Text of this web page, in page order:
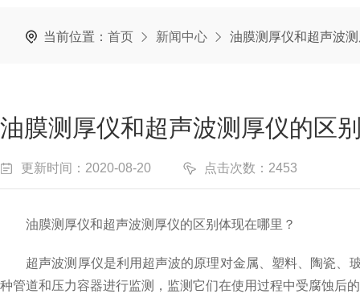
当前位置： 首页 新闻中心 油膜测厚仪和超声波
油膜测厚仪和超声波测厚仪的区
更新时间：2020-08-20 点击次数：2453
油膜测厚仪和超声波测厚仪的区别体现在哪里？
超声波测厚仪是利用超声波的原理对金属、塑料、陶瓷、玻
种管道和压力容器进行监测，监测它们在使用过程中受腐蚀后